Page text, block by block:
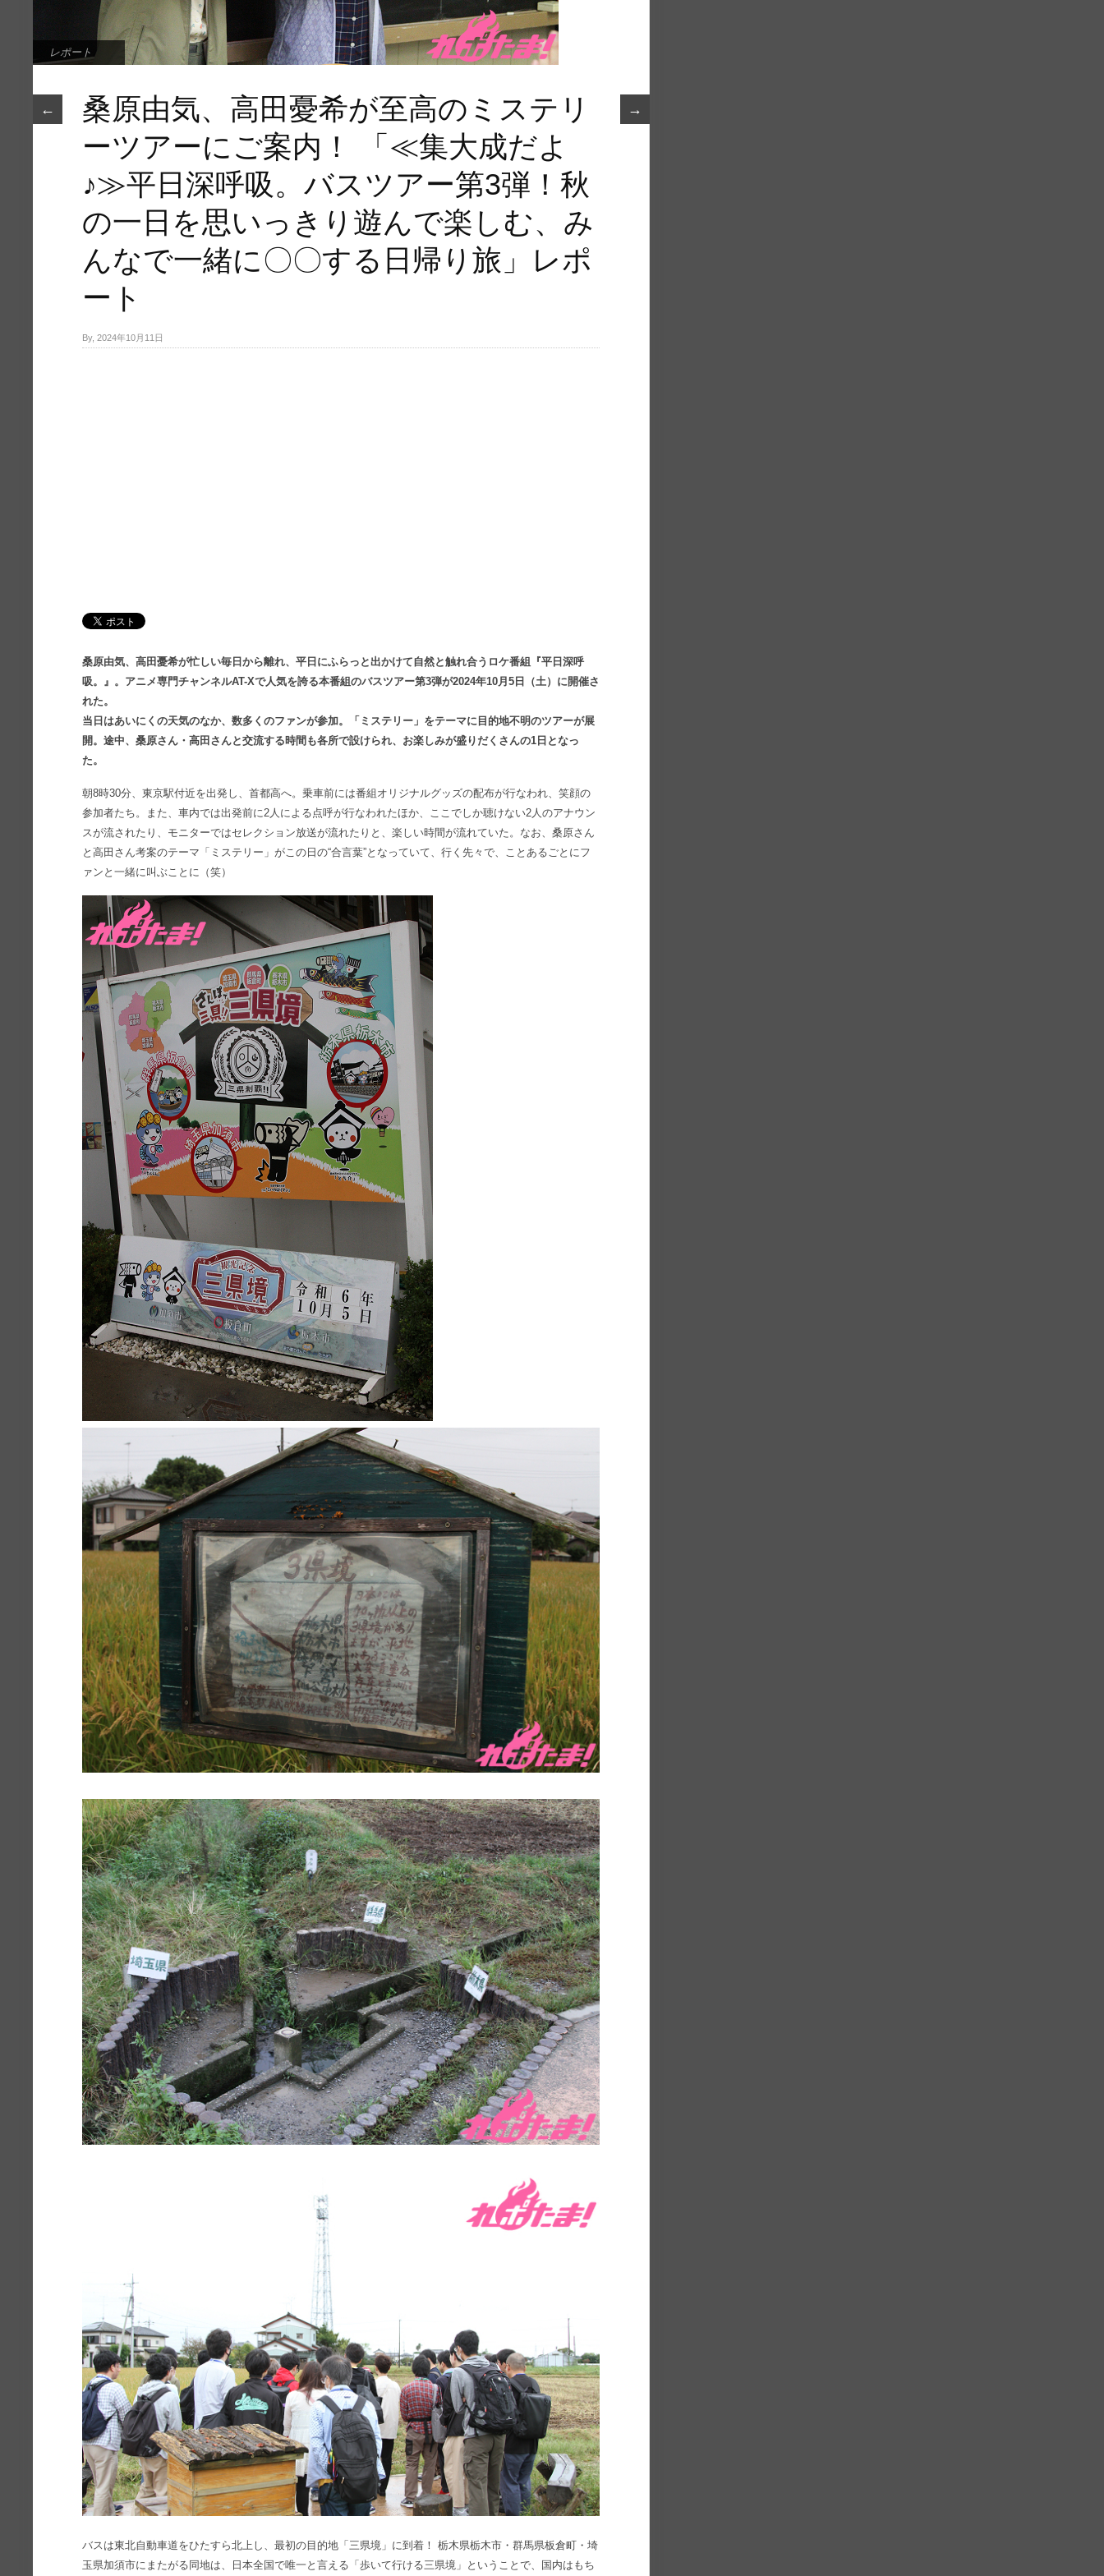
レポート
← →
桑原由気、高田憂希が至高のミステリ
ーツアーにご案内！ 「≪集大成だよ
♪≫平日深呼吸。バスツアー第3弾！秋
の一日を思いっきり遊んで楽しむ、み
んなで一緒に〇〇する日帰り旅」レポ
ート
By, 2024年10月11日
桑原由気、高田憂希が忙しい毎日から離れ、平日にふらっと出かけて自然と触れ合うロケ番組『平日深呼
吸。』。アニメ専門チャンネルAT-Xで人気を誇る本番組のバスツアー第3弾が2024年10月5日（土）に開催さ
れた。
当日はあいにくの天気のなか、数多くのファンが参加。「ミステリー」をテーマに目的地不明のツアーが展
開。途中、桑原さん・高田さんと交流する時間も各所で設けられ、お楽しみが盛りだくさんの1日となっ
た。
朝8時30分、東京駅付近を出発し、首都高へ。乗車前には番組オリジナルグッズの配布が行なわれ、笑顔の
参加者たち。また、車内では出発前に2人による点呼が行なわれたほか、ここでしか聴けない2人のアナウン
スが流されたり、モニターではセレクション放送が流れたりと、楽しい時間が流れていた。なお、桑原さん
と高田さん考案のテーマ「ミステリー」がこの日の“合言葉”となっていて、行く先々で、ことあるごとにフ
ァンと一緒に叫ぶことに（笑）
バスは東北自動車道をひたすら北上し、最初の目的地「三県境」に到着！ 栃木県栃木市・群馬県板倉町・埼
玉県加須市にまたがる同地は、日本全国で唯一と言える「歩いて行ける三県境」ということで、国内はもち